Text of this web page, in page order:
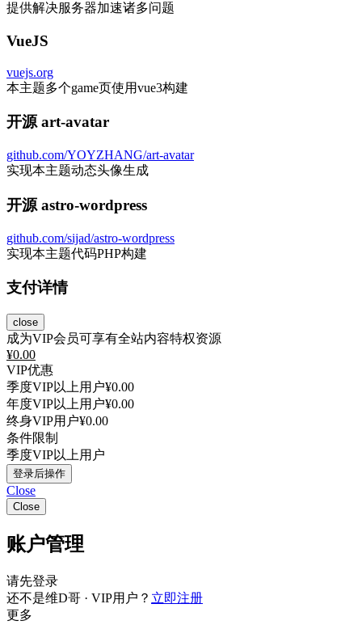
提供解决服务器加速诸多问题
VueJS
vuejs.org
本主题多个game页使用vue3构建
开源 art-avatar
github.com/YOYZHANG/art-avatar
实现本主题动态头像生成
开源 astro-wordpress
github.com/sijad/astro-wordpress
实现本主题代码PHP构建
支付详情
close
成为VIP会员可享有全站内容特权资源
¥0.00
VIP优惠
季度VIP以上用户¥0.00
年度VIP以上用户¥0.00
终身VIP用户¥0.00
条件限制
季度VIP以上用户
登录后操作
Close
Close
账户管理
请先登录
还不是维D哥 · VIP用户？ 立即注册
更多